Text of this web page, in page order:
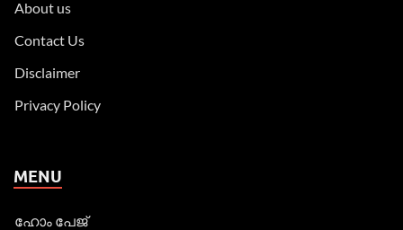
About us
Contact Us
Disclaimer
Privacy Policy
MENU
ഹോം പേജ്